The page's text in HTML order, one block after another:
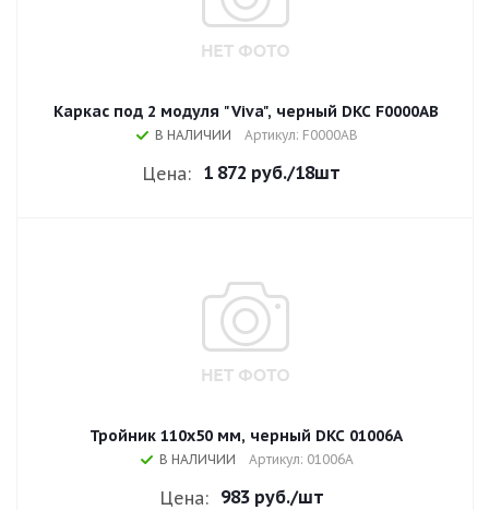
Каркас под 2 модуля "Viva", черный DKC F0000AB
В НАЛИЧИИ Артикул: F0000AB
Цена: 1 872 руб./18шт
Тройник 110х50 мм, черный DKC 01006A
В НАЛИЧИИ Артикул: 01006A
Цена: 983 руб./шт